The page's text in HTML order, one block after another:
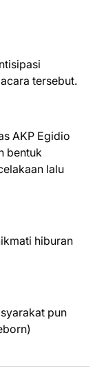
tersebut.
AKP Egidio
bentuk
lalu
hiburan
pun